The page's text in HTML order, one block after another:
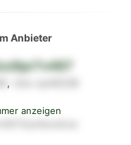
Anbieter
,
anzeigen